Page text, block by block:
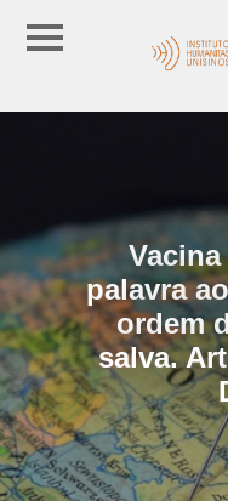
palavra
ordem
salva.